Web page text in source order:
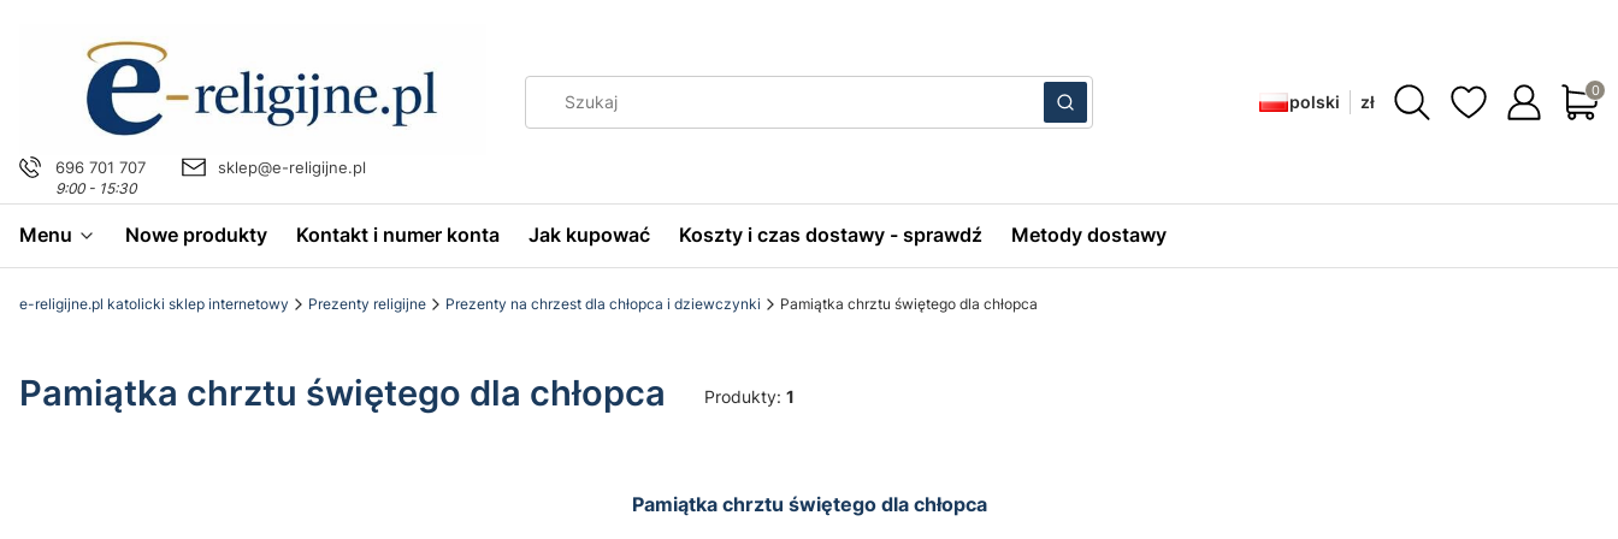
696 701 707
9:00 - 15:30
sklep@e-religijne.pl
WyczyśćSzukaj polski zł
Menu Nowe produkty Kontakt i numer konta Jak kupować Koszty i czas dostawy - sprawdź Metody dostawy
e-religijne.pl katolicki sklep internetowy Prezenty religijne Prezenty na chrzest dla chłopca i dziewczynki Pamiątka chrztu świętego dla chłopca
Pamiątka chrztu świętego dla chłopca Produkty: 1
Pamiątka chrztu świętego dla chłopca